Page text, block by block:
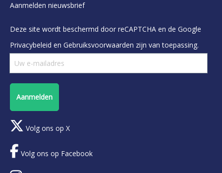
Aanmelden nieuwsbrief
Deze site wordt beschermd door reCAPTCHA en de Google
Privacybeleid en Gebruiksvoorwaarden zijn van toepassing.
Aanmelden
Volg ons op X
Volg ons op Facebook